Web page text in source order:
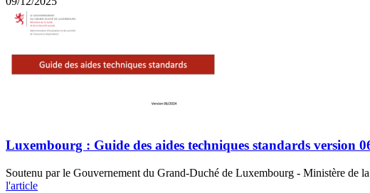
Luxembourg : Guide des aides techniques standards version
Soutenu par le Gouvernement du Grand-Duché de Luxembourg - Ministère de
l'article